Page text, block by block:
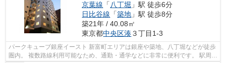
京葉線 「八丁堀 」駅 徒歩6分
日比谷線 「築地 」駅 徒歩8分
築21年 / 40.08㎡
東京都中央区湊３丁目1-3
パークキューブ銀座イースト 新富町エリアは銀座や築地、八丁堀などが徒歩
圏内。 複数路線利用可能なため、通勤・通学などに非常に便利です。 駅周辺